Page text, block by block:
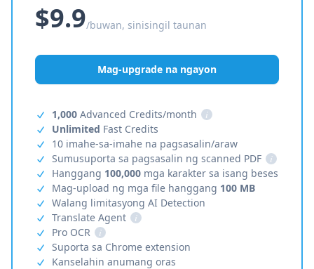
$9.9/buwan, sinisingil taunan
Mag-upgrade na ngayon
1,000 Advanced Credits/month
i
Unlimited Fast Credits
10 imahe-sa-imahe na pagsasalin/araw
Sumusuporta sa pagsasalin ng scanned PDF
i
Hanggang 100,000 mga karakter sa isang beses
Mag-upload ng mga file hanggang 100 MB
Walang limitasyong AI Detection
Translate Agent
i
Pro OCR
i
Suporta sa Chrome extension
Kanselahin anumang oras